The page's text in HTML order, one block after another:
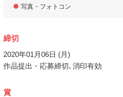
写真・フォトコン
締切
2020年01月06日 (月)
作品提出・応募締切､消印有効
賞